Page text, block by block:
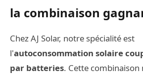
la combinaison
Chez AJ Solar, notre spécialité est
l'autoconsommation solaire
par batteries. Cette combinaison